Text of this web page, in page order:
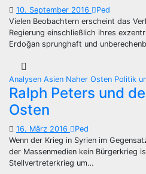
10. September 2016
Ped
Vielen Beobachtern erscheint das
Regierung einschließlich ihres
Erdoğan sprunghaft und
Analysen Asien Naher Osten Politik
Ralph Peters und
Osten
16. März 2016
Ped
Wenn der Krieg in Syrien im
der Massenmedien kein Bürgerkrieg
Stellvertreterkrieg um…